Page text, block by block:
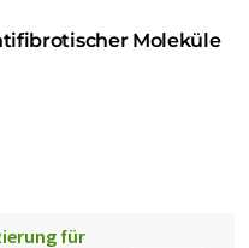
Moleküle
für